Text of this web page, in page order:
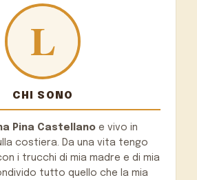
CHI SONO
Pina Castellano e vivo in
costiera. Da una vita tengo
i trucchi di mia madre e di mia
tutto quello che la mia